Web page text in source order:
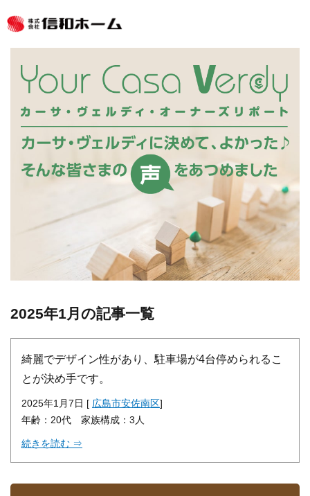
2025年1月の記事一覧
綺麗でデザイン性があり、駐車場が4台停められるこ
とが決め手です。
2025年1月7日 [ 広島市安佐南区]
年齢：20代 家族構成：3人
続きを読む ⇒